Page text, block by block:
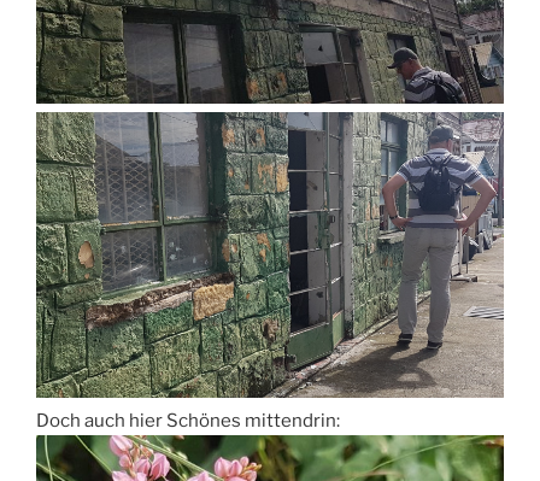
Doch auch hier Schönes mittendrin: